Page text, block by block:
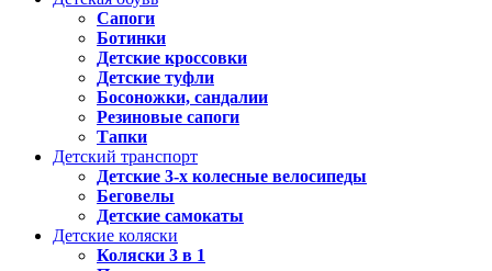
Сапоги
Ботинки
Детские кроссовки
Детские туфли
Босоножки, сандалии
Резиновые сапоги
Тапки
Детский транспорт
Детские 3-х колесные велосипеды
Беговелы
Детские самокаты
Детские коляски
Коляски 3 в 1